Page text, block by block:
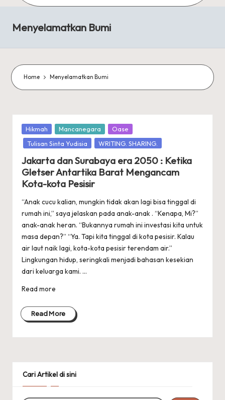
Menyelamatkan Bumi
Home Menyelamatkan Bumi
Posted
in
Hikmah Mancanegara
Oase
Tulisan Sinta Yudisia
WRITING. SHARING.
Jakarta dan Surabaya era 2050 : Ketika
Gletser Antartika Barat Mengancam
Kota-kota Pesisir
“Anak cucu kalian, mungkin tidak akan lagi bisa tinggal di
rumah ini,” saya jelaskan pada anak-anak . “Kenapa, Mi?”
anak-anak heran. “Bukannya rumah ini investasi kita untuk
masa depan?” “Ya. Tapi kita tinggal di kota pesisir. Kalau
air laut naik lagi, kota-kota pesisir terendam air.”
Lingkungan hidup, seringkali menjadi bahasan kesekian
dari keluarga kami. ...
Read more
Read More
Cari Artikel di sini